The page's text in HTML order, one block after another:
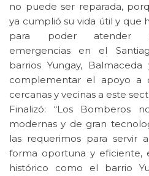
no puede ser reparada,
ya cumplió su vida útil y que
para poder atender
emergencias en el
barrios Yungay,
complementar el apoyo a
cercanas y vecinas a este
Finalizó: “Los Bomberos
modernas y de gran
las requerimos para servir
forma oportuna y eficiente,
histórico como el barrio